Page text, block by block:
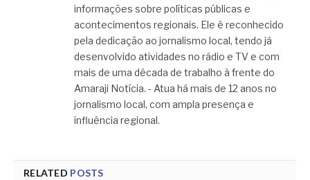
informações sobre políticas públicas e
acontecimentos regionais. Ele é reconhecido
pela dedicação ao jornalismo local, tendo já
desenvolvido atividades no rádio e TV e com
mais de uma década de trabalho à frente do
Amaraji Notícia. - Atua há mais de 12 anos no
jornalismo local, com ampla presença e
influência regional.
RELATED POSTS